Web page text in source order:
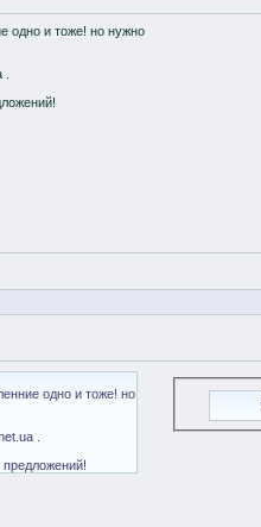
одно и тоже! но нужно
одно и тоже! но
.